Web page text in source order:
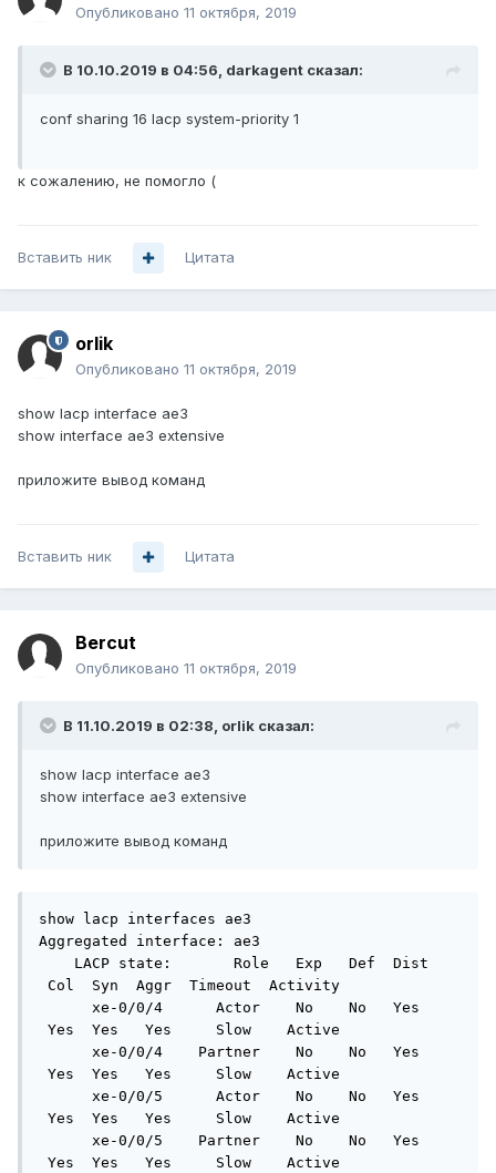
Опубликовано 11 октября, 2019
В 10.10.2019 в 04:56, darkagent сказал:
conf sharing 16 lacp system-priority 1
к сожалению, не помогло (
Вставить ник Цитата
orlik
Опубликовано 11 октября, 2019
show lacp interface ae3
show interface ae3 extensive
приложите вывод команд
Вставить ник Цитата
Bercut
Опубликовано 11 октября, 2019
В 11.10.2019 в 02:38, orlik сказал:
show lacp interface ae3
show interface ae3 extensive
приложите вывод команд
show lacp interfaces ae3
Aggregated interface: ae3
LACP state:       Role   Exp   Def  Dist
Col  Syn  Aggr  Timeout  Activity
xe-0/0/4      Actor    No    No   Yes
Yes  Yes   Yes     Slow    Active
xe-0/0/4    Partner    No    No   Yes
Yes  Yes   Yes     Slow    Active
xe-0/0/5      Actor    No    No   Yes
Yes  Yes   Yes     Slow    Active
xe-0/0/5    Partner    No    No   Yes
Yes  Yes   Yes     Slow    Active